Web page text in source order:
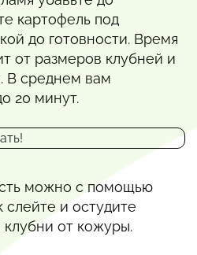
картофель под
до готовности. Время
от размеров клубней и
В среднем вам
20 минут.
можно с помощью
слейте и остудите
клубни от кожуры.